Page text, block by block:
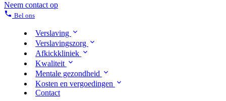
Neem contact op
Bel ons
Verslaving
Verslavingszorg
Afkickkliniek
Kwaliteit
Mentale gezondheid
Kosten en vergoedingen
Contact